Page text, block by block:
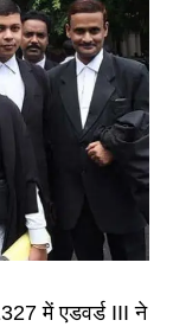
में एडवर्ड III ने